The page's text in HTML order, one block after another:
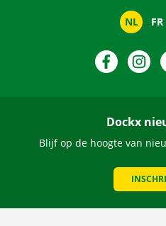
NL FR
Facebook
Dockx
Blijf op de hoogte van